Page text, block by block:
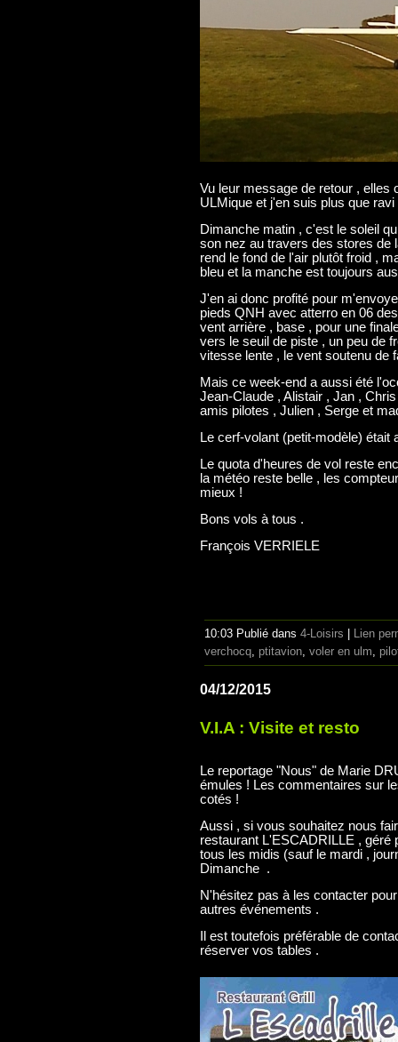
Vu leur message de retour , elles
ULMique et j'en suis plus que ravi
Dimanche matin , c'est le soleil
son nez au travers des stores de
rend le fond de l'air plutôt froid ,
bleu et la manche est toujours
J'en ai donc profité pour
pieds QNH avec atterro en 06
vent arrière , base , pour une
vers le seuil de piste , un peu de
vitesse lente , le vent soutenu de
Mais ce week-end a aussi été
Jean-Claude , Alistair , Jan ,
amis pilotes , Julien , Serge et
Le cerf-volant (petit-modèle)
Le quota d'heures de vol reste
la météo reste belle , les
mieux !
Bons vols à tous .
François VERRIELE
10:03 Publié dans 4-Loisirs
Lien
verchocq, ptitavion, voler en ulm,
04/12/2015
V.I.A : Visite et resto
Le reportage "Nous" de Marie
émules ! Les commentaires sur
cotés !
Aussi , si vous souhaitez nous
restaurant L'ESCADRILLE , géré
tous les midis (sauf le mardi ,
Dimanche .
N'hésitez pas à les contacter
autres événements .
Il est toutefois préférable de
réserver vos tables .